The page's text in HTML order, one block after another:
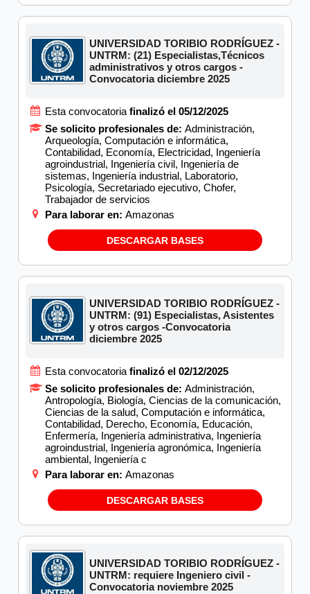
UNIVERSIDAD TORIBIO RODRÍGUEZ -
UNTRM: (21) Especialistas,Técnicos
administrativos y otros cargos -
Convocatoria diciembre 2025
Esta convocatoriafinalizó el 05/12/2025
Se solicito profesionales de: Administración,
Arqueología, Computación e informática,
Contabilidad, Economía, Electricidad, Ingeniería
agroindustrial, Ingeniería civil, Ingeniería de
sistemas, Ingeniería industrial, Laboratorio,
Psicología, Secretariado ejecutivo, Chofer,
Trabajador de servicios
Para laborar en: Amazonas
DESCARGAR BASES
UNIVERSIDAD TORIBIO RODRÍGUEZ -
UNTRM: (91) Especialistas, Asistentes
y otros cargos -Convocatoria
diciembre 2025
Esta convocatoria finalizó el 02/12/2025
Se solicito profesionales de: Administración,
Antropología, Biología, Ciencias de la comunicación,
Ciencias de la salud, Computación e informática,
Contabilidad, Derecho, Economía, Educación,
Enfermería, Ingeniería administrativa, Ingeniería
agroindustrial, Ingeniería agronómica, Ingeniería
ambiental, Ingeniería c
Para laborar en: Amazonas
DESCARGAR BASES
UNIVERSIDAD TORIBIO RODRÍGUEZ -
UNTRM: requiere Ingeniero civil -
Convocatoria noviembre 2025